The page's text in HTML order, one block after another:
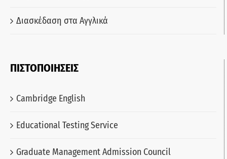
Διασκέδαση στα Αγγλικά
ΠΙΣΤΟΠΟΙΗΣΕΙΣ
Cambridge English
Educational Testing Service
Graduate Management Admission Council